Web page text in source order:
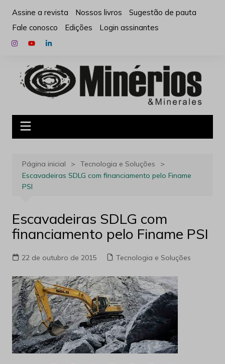
para
conteúdo
Assine a revista Nossos livros
Sugestão de pauta
Fale conosco
Edições Login assinantes
Página inicial
Tecnologia e Soluções
Escavadeiras SDLG com financiamento pelo Finame
PSI
Escavadeiras SDLG com
financiamento pelo Finame PSI
22 de outubro de 2015 Tecnologia e Soluções